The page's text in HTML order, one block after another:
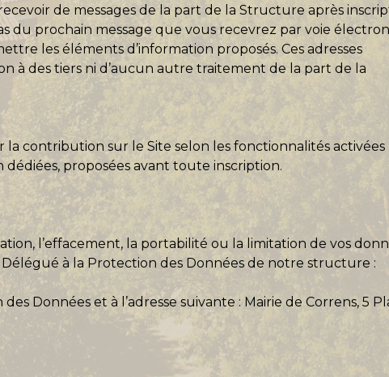
de messages de la part de la Structure après
du prochain message que vous recevrez par voie
les éléments d’information proposés. Ces adresses
à des tiers ni d’aucun autre traitement de la part de la
la contribution sur le Site selon les fonctionnalités activées
dédiées, proposées avant toute inscription.
l’effacement, la portabilité ou la limitation de vos
à la Protection des Données de notre structure :
Données et à l’adresse suivante : Mairie de Correns, 5